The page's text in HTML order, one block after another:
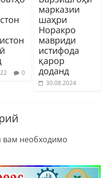
0
марказии
шаҳри
Норакро
мавриди
истифода
қарор
доданд
30.08.2024
вам необходимо